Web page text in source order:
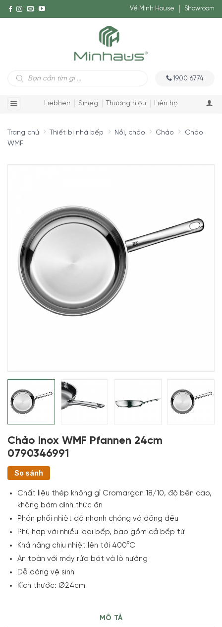
Về Minh House Showroom
Tìm
kiếm
1900 6774
Liebherr Smeg Thương hiệu Liên hệ
Trang chủ Thiết bị nhà bếp Nồi, chảo Chảo
Chảo
WMF
Chảo Inox WMF Pfannen 24cm
0790346991
So sánh
Chất liệu thép không gỉ Cromargan 18/10, độ bền cao,
không bám dính thức ăn
Phân phối nhiệt độ nhanh chóng và đồng đều
Phù hợp với nhiều loại bếp, bao gồm cả bếp từ
Khả năng chịu nhiệt lên tới 400°C
An toàn với máy rửa bát và lò nướng
Dễ dàng vệ sinh
Kích thước: Ø24cm
MÔ TẢ